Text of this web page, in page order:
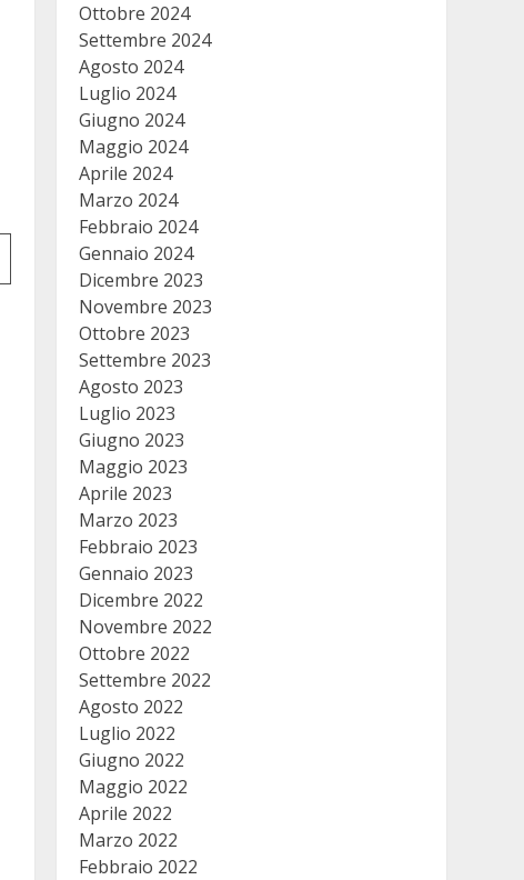
Ottobre 2024
Settembre 2024
Agosto 2024
Luglio 2024
Giugno 2024
Maggio 2024
Aprile 2024
Marzo 2024
Febbraio 2024
Gennaio 2024
Dicembre 2023
Novembre 2023
Ottobre 2023
Settembre 2023
Agosto 2023
Luglio 2023
Giugno 2023
Maggio 2023
Aprile 2023
Marzo 2023
Febbraio 2023
Gennaio 2023
Dicembre 2022
Novembre 2022
Ottobre 2022
Settembre 2022
Agosto 2022
Luglio 2022
Giugno 2022
Maggio 2022
Aprile 2022
Marzo 2022
Febbraio 2022